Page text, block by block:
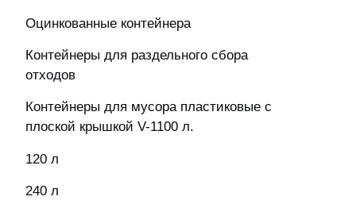
Оцинкованные контейнера
Контейнеры для раздельного сбора
отходов
Контейнеры для мусора пластиковые с
плоской крышкой V-1100 л.
120 л
240 л